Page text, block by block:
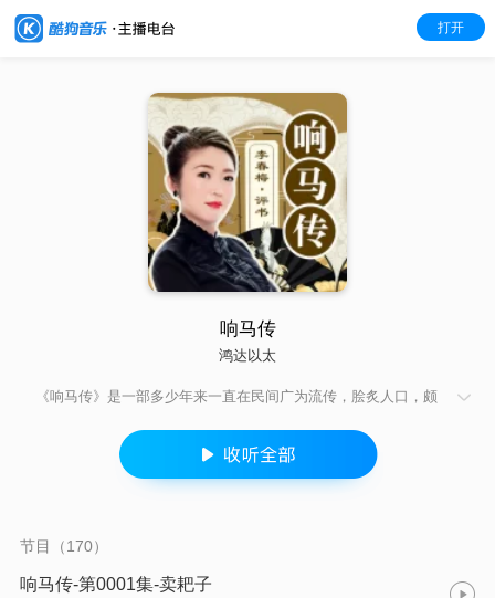
打开
响马传
鸿达以太
《响马传》是一部多少年来一直在民间广为流传，脍炙人口，颇
位，失于仁政，官逼民反 ，程咬金劫皇杠，反济南，秦琼走马取
金堤，三斧子定瓦岗，三江口截杀杨广，群雄四明山会战，罗成
单枪破双枪，裴元庆抢关还有凄楚的爱情波折。其故事离奇曲
节目（170）
响马传-第0001集-卖耙子